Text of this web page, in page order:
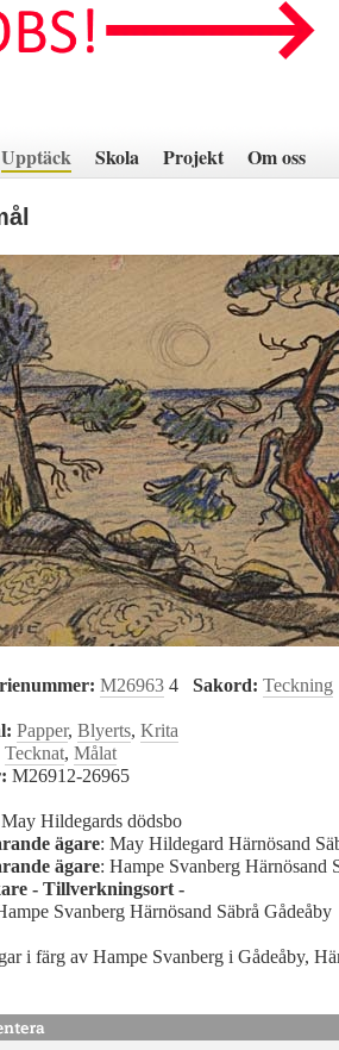
Upptäck Skola Projekt Om oss
M26963 4 Sakord: Teckning
Papper, Blyerts, Krita
Tecknat, Målat
M26912-26965
Hildegards dödsbo
ägare: May Hildegard Härnösand
ägare: Hampe Svanberg Härnösand
- Tillverkningsort -
Svanberg Härnösand Säbrå Gådeåby
i färg av Hampe Svanberg i Gådeåby,